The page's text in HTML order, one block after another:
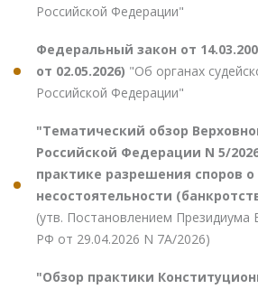
Российской Федерации"
Федеральный закон от
от 02.05.2026) "Об органах
Российской Федерации"
"Тематический обзор
Российской Федерации N 5/
практике разрешения споров о
несостоятельности
(утв. Постановлением Президиума
РФ от 29.04.2026 N 7А/2026)
"Обзор практики